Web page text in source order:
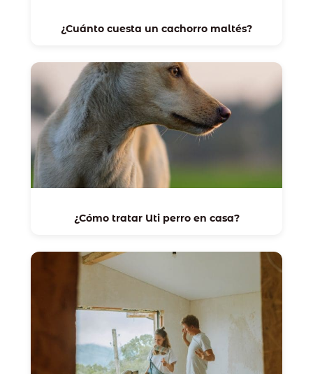
¿Cuánto cuesta un cachorro maltés?
¿Cómo tratar Uti perro en casa?